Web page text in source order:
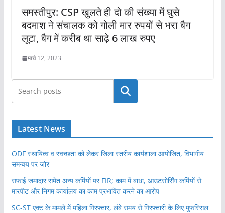
समस्तीपुर: CSP खुलते ही दो की संख्या में घुसे
बदमाश ने संचालक को गोली मार रुपयों से भरा बैग
लूटा, बैग में करीब था साढ़े 6 लाख रुपए
मार्च 12, 2023
खोजें
Latest News
ODF स्थायित्व व स्वच्छता को लेकर जिला स्तरीय कार्यशाला आयोजित, विभागीय
समन्वय पर जोर
सफाई जमादार समेत अन्य कर्मियों पर FIR; काम में बाधा, आउटसोर्सिंग कर्मियों से
मारपीट और निगम कार्यालय का काम प्रभावित करने का आरोप
SC-ST एक्ट के मामले में महिला गिरफ्तार, लंबे समय से गिरफ्तारी के लिए मुफस्सिल